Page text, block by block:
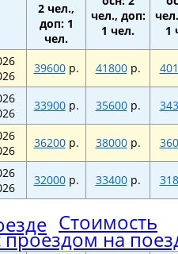
2 чел.,
доп: 1
чел.
чел., доп:
1 чел.
1
39600р. 41800р.
33900р. 35600р.
36200р. 38000р.
32000р. 33400р.
Стоимость
проездом на